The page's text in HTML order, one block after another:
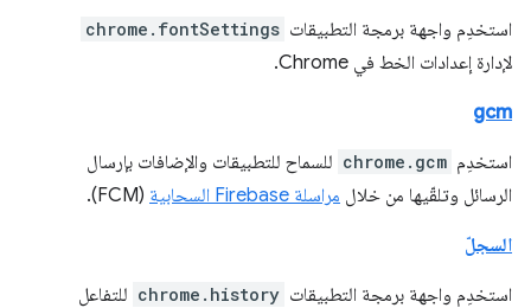
استخدِم واجهة برمجة التطبيقات chrome.fontSettings
لإدارة إعدادات الخط في Chrome.
gcm
استخدِم chrome.gcm للسماح للتطبيقات والإضافات بإرسال
الرسائل وتلقّيها من خلال مراسلة Firebase السحابية (FCM).
السجلّ
استخدِم واجهة برمجة التطبيقات chrome.history للتفاعل